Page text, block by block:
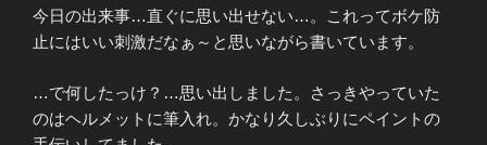
今日の出来事…直ぐに思い出せない…。これってボケ防
止にはいい刺激だなぁ～と思いながら書いています。
…で何したっけ？…思い出しました。さっきやっていた
のはヘルメットに筆入れ。かなり久しぶりにペイントの